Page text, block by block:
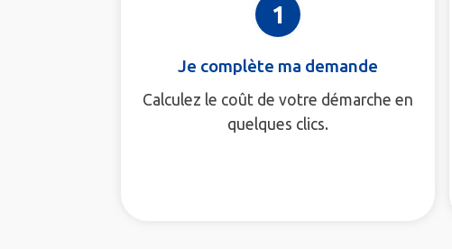
1
Je complète ma demande
Calculez le coût de votre démarche en
quelques clics.